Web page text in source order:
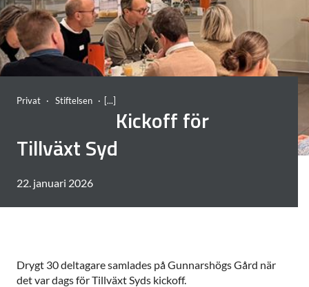
Privat Stiftelsen
Kickoff för
Tillväxt Syd
22. januari 2026
Drygt 30 deltagare samlades på Gunnarshögs Gård när
det var dags för Tillväxt Syds kickoff.